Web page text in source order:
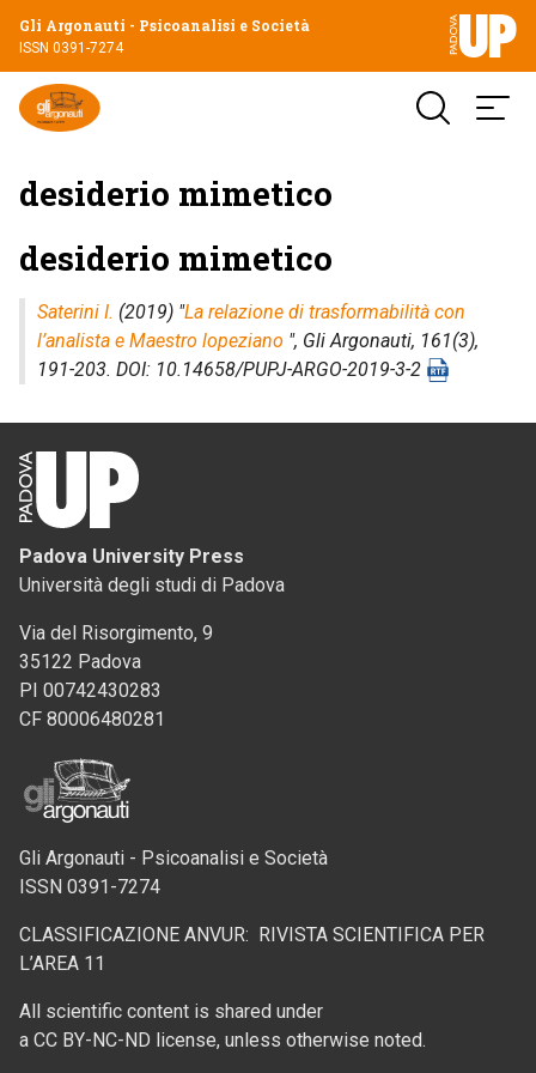
Gli Argonauti - Psicoanalisi e Società
ISSN 0391-7274
desiderio mimetico
desiderio mimetico
Saterini I. (2019) "La relazione di trasformabilità con
l’analista e Maestro lopeziano ", Gli Argonauti, 161(3),
191-203. DOI: 10.14658/PUPJ-ARGO-2019-3-2
Padova University Press
Università degli studi di Padova
Via del Risorgimento, 9
35122 Padova
PI 00742430283
CF 80006480281
Gli Argonauti - Psicoanalisi e Società
ISSN 0391-7274
CLASSIFICAZIONE ANVUR: RIVISTA SCIENTIFICA PER
L’AREA 11
All scientific content is shared under
a CC BY-NC-ND license, unless otherwise noted.